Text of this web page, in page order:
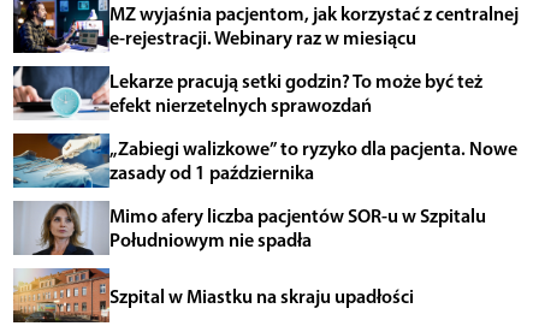
MZ wyjaśnia pacjentom, jak korzystać z centralnej
e-rejestracji. Webinary raz w miesiącu
Lekarze pracują setki godzin? To może być też
efekt nierzetelnych sprawozdań
„Zabiegi walizkowe” to ryzyko dla pacjenta. Nowe
zasady od 1 października
Mimo afery liczba pacjentów SOR-u w Szpitalu
Południowym nie spadła
Szpital w Miastku na skraju upadłości